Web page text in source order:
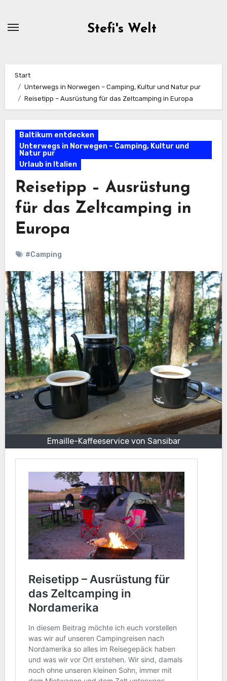
Stefi's Welt
Start
Unterwegs in Norwegen – Camping, Kultur und Natur pur
Reisetipp – Ausrüstung für das Zeltcamping in Europa
Baltikum entdecken
Unterwegs in Norwegen – Camping, Kultur und
Natur pur
Urlaub in Italien
Reisetipp – Ausrüstung
für das Zeltcamping in
Europa
#Camping
Emaille-Kaffeeservice von Sansibar